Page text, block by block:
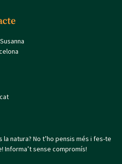
la natura? No t’ho pensis més i fes-te
Informa’t sense compromís!